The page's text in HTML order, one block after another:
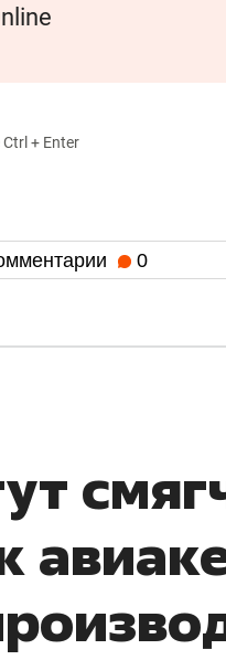
+ Enter
0